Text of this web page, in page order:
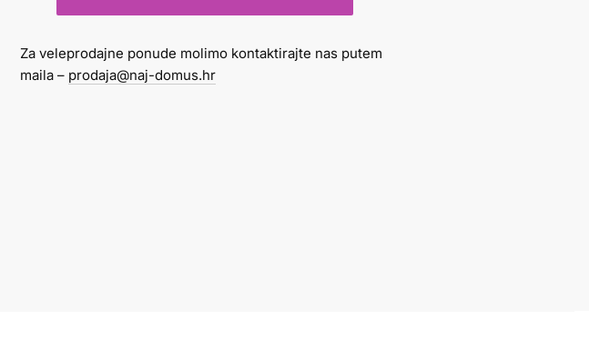
količina
Za veleprodajne ponude molimo kontaktirajte nas putem
maila – prodaja@naj-domus.hr